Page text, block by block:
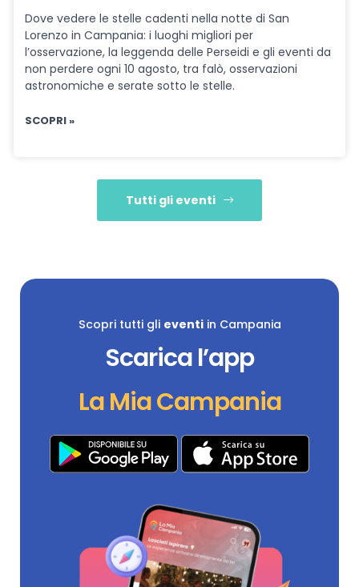
Dove vedere le stelle cadenti nella notte di San
Lorenzo in Campania: i luoghi migliori per
l’osservazione, la leggenda delle Perseidi e gli eventi da
non perdere ogni 10 agosto, tra falò, osservazioni
astronomiche e serate sotto le stelle.
SCOPRI »
Tutti gli eventi
Scopri tutti gli eventiin Campania
Scarica l’app
La Mia Campania